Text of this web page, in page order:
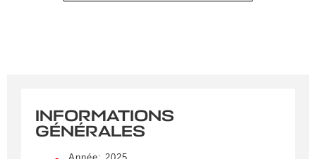
INFORMATIONS
GÉNÉRALES